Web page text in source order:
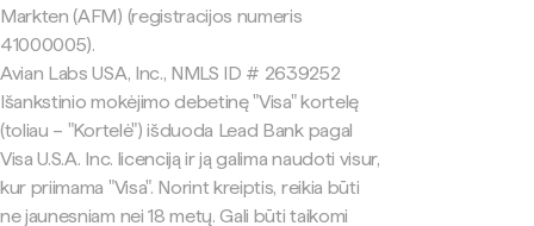
Markten (AFM) (registracijos numeris
41000005).
Avian Labs USA, Inc., NMLS ID # 2639252
Išankstinio mokėjimo debetinę "Visa" kortelę
(toliau – "Kortelė") išduoda Lead Bank pagal
Visa U.S.A. Inc. licenciją ir ją galima naudoti visur,
kur priimama "Visa". Norint kreiptis, reikia būti
ne jaunesniam nei 18 metų. Gali būti taikomi